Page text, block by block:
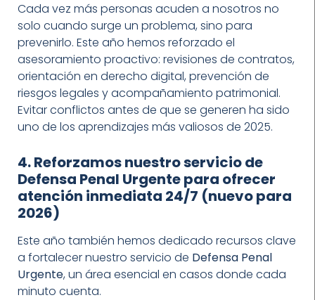
Cada vez más personas acuden a nosotros no
solo cuando surge un problema, sino para
prevenirlo. Este año hemos reforzado el
asesoramiento proactivo: revisiones de contratos,
orientación en derecho digital, prevención de
riesgos legales y acompañamiento patrimonial.
Evitar conflictos antes de que se generen ha sido
uno de los aprendizajes más valiosos de 2025.
4. Reforzamos nuestro servicio de
Defensa Penal Urgente para ofrecer
atención inmediata 24/7 (nuevo para
2026)
Este año también hemos dedicado recursos clave
a fortalecer nuestro servicio de Defensa Penal
Urgente, un área esencial en casos donde cada
minuto cuenta.